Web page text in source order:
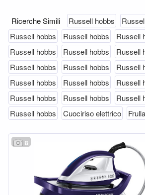
Ricerche Simili Russell hobbs
Russell hobbs
Russell hobbs Russell
Russell hobbs
Russell hobbs Russell
Russell hobbs
Russell hobbs Russell
Russell hobbs
Russell hobbs Russell
Russell hobbs
Russell hobbs Russell
Russell hobbs
Cuociriso elettrico
8